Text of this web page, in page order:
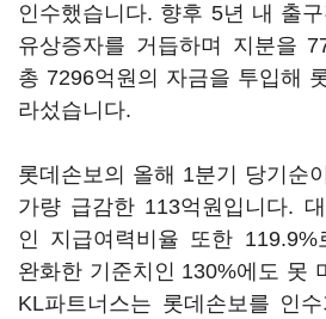
인수했습니다. 향후 5년 내 출
유상증자를 거듭하며 지분을
총 7296억원의 자금을 투입해
라섰습니다.
롯데손보의 올해 1분기 당기순
가량 급감한 113억원입니다.
인 지급여력비율 또한 119.9%
완화한 기준치인 130%에도 못
KL파트너스는 롯데손보를 인